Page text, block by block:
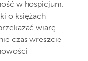
w hospicjum.
o księżach
wiarę
czas wreszcie